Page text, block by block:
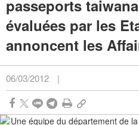
passeports
évaluées par les
annoncent les
06/03/2012 |